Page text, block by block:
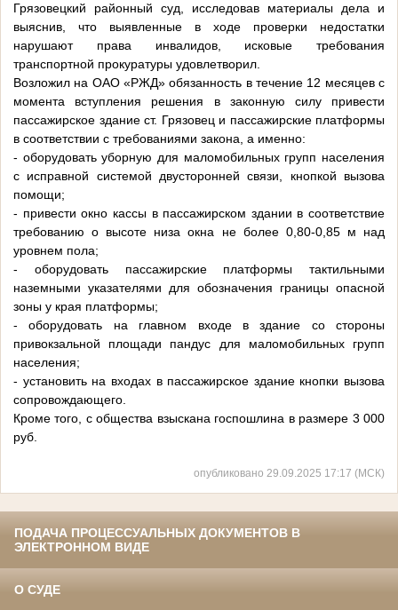
Грязовецкий районный суд, исследовав материалы дела и
выяснив, что выявленные в ходе проверки недостатки
нарушают права инвалидов, исковые требования
транспортной прокуратуры удовлетворил.
Возложил на ОАО «РЖД» обязанность в течение 12 месяцев с
момента вступления решения в законную силу привести
пассажирское здание ст. Грязовец и пассажирские платформы
в соответствии с требованиями закона, а именно:
- оборудовать уборную для маломобильных групп населения
с исправной системой двусторонней связи, кнопкой вызова
помощи;
- привести окно кассы в пассажирском здании в соответствие
требованию о высоте низа окна не более 0,80-0,85 м над
уровнем пола;
- оборудовать пассажирские платформы тактильными
наземными указателями для обозначения границы опасной
зоны у края платформы;
- оборудовать на главном входе в здание со стороны
привокзальной площади пандус для маломобильных групп
населения;
- установить на входах в пассажирское здание кнопки вызова
сопровождающего.
Кроме того, с общества взыскана госпошлина в размере 3 000
руб.
опубликовано 29.09.2025 17:17 (МСК)
ПОДАЧА ПРОЦЕССУАЛЬНЫХ ДОКУМЕНТОВ В
ЭЛЕКТРОННОМ ВИДЕ
О СУДЕ